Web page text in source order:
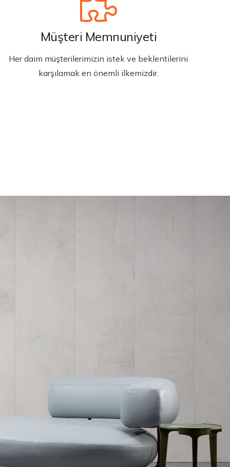
Müşteri Memnuniyeti
Her daim müşterilerimizin istek ve beklentilerini
karşılamak en önemli ilkemizdir.